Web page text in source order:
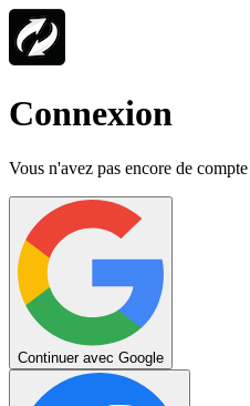
Connexion
Vous n'avez pas encore de
Continuer avec Google